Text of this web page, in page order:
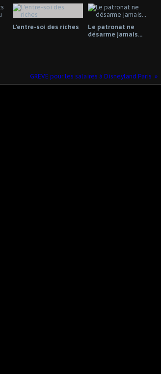
L'entre-soi des riches
Le patronat ne
désarme jamais...
GREVE pour les salaires à Disneyland Paris